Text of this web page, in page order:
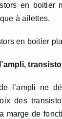
en boitier
à ailettes.
en boitier
l’ampli ne
des
marge de